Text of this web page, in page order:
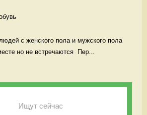
с женского пола и мужского пола
но не встречаются  Пер...
Ищут сейчас